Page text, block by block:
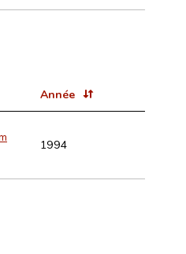
Année
1994